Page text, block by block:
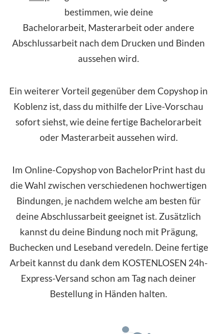
bestimmen, wie deine
Bachelorarbeit, Masterarbeit oder andere
Abschlussarbeit nach dem Drucken und Binden
aussehen wird.
Ein weiterer Vorteil gegenüber dem Copyshop in
Koblenz ist, dass du mithilfe der Live-Vorschau
sofort siehst, wie deine fertige Bachelorarbeit
oder Masterarbeit aussehen wird.
Im Online-Copyshop von BachelorPrint hast du
die Wahl zwischen verschiedenen hochwertigen
Bindungen, je nachdem welche am besten für
deine Abschlussarbeit geeignet ist. Zusätzlich
kannst du deine Bindung noch mit Prägung,
Buchecken und Leseband veredeln. Deine fertige
Arbeit kannst du dank dem KOSTENLOSEN 24h-
Express-Versand schon am Tag nach deiner
Bestellung in Händen halten.